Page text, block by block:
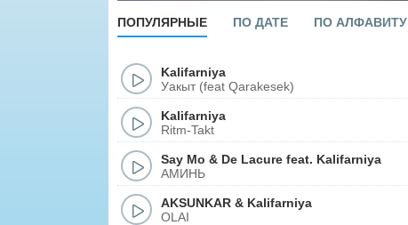
ПОПУЛЯРНЫЕ ПО ДАТЕ ПО АЛФАВИТУ
Kalifarniya
Уакыт (feat Qarakesek)
Kalifarniya
Ritm-Takt
Say Mo & De Lacure feat. Kalifarniya
АМИНЬ
AKSUNKAR & Kalifarniya
OLAI